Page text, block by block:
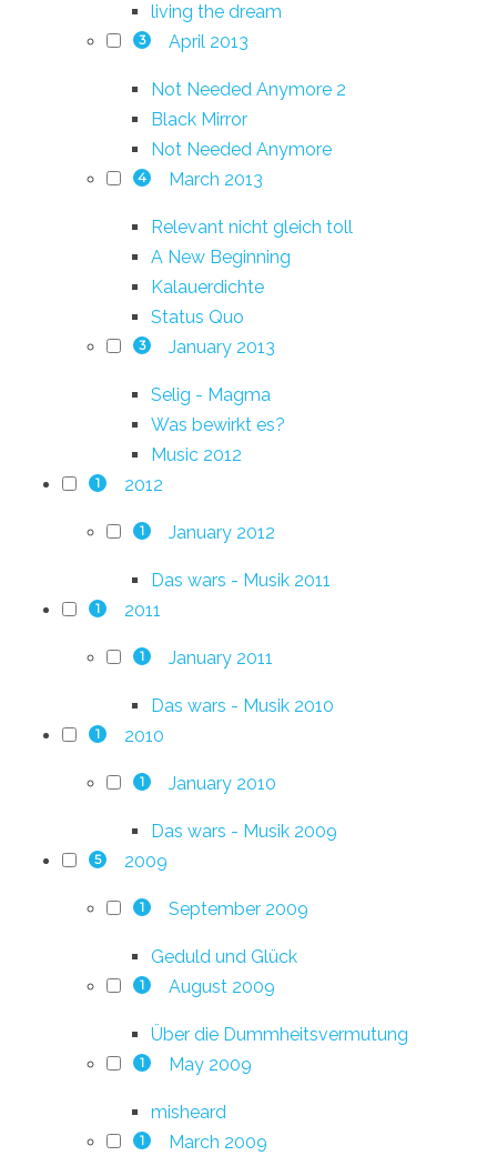
living the dream
3 April 2013
Not Needed Anymore 2
Black Mirror
Not Needed Anymore
4 March 2013
Relevant nicht gleich toll
A New Beginning
Kalauerdichte
Status Quo
3 January 2013
Selig - Magma
Was bewirkt es?
Music 2012
1 2012
1 January 2012
Das wars - Musik 2011
1 2011
1 January 2011
Das wars - Musik 2010
1 2010
1 January 2010
Das wars - Musik 2009
5 2009
1 September 2009
Geduld und Glück
1 August 2009
Über die Dummheitsvermutung
1 May 2009
misheard
1 March 2009